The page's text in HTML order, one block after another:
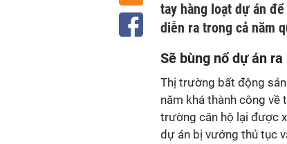
tay hàng loạt dự án
diễn ra trong cả năm
Sẽ bùng nổ dự án
Thị trường bất động
năm khá thành công về
trường căn hộ lại được
dự án bị vướng thủ tục